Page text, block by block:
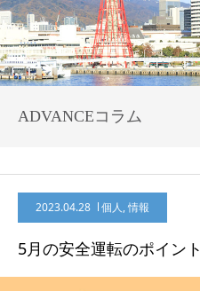
ADVANCEコラム
2023.04.28 個人,情報
5月の安全運転のポイント
事業保険